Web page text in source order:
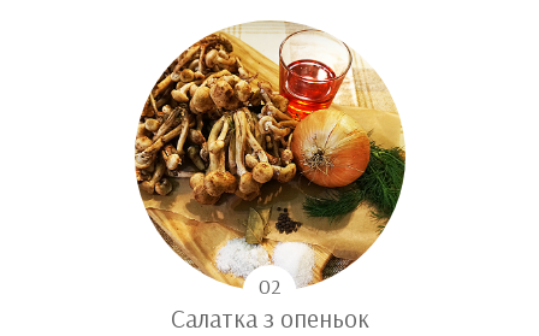
Салатка з опеньок